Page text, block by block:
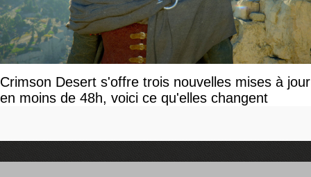
Crimson Desert s'offre trois nouvelles mises à jour
en moins de 48h, voici ce qu'elles changent